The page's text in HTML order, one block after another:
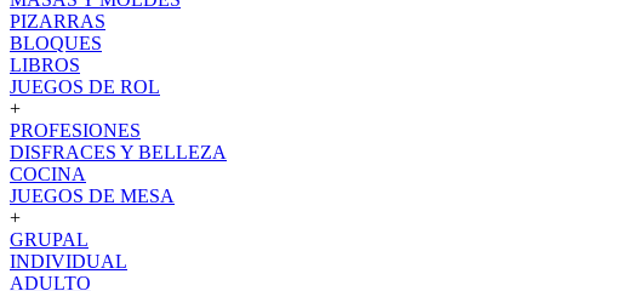
PIZARRAS
BLOQUES
LIBROS
JUEGOS DE ROL
+
PROFESIONES
DISFRACES Y BELLEZA
COCINA
JUEGOS DE MESA
+
GRUPAL
INDIVIDUAL
ADULTO